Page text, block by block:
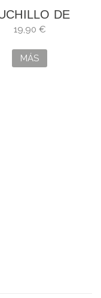
DE
BOJ DE
ARTESANIA
GALLEGA
19,90 €
MÁS